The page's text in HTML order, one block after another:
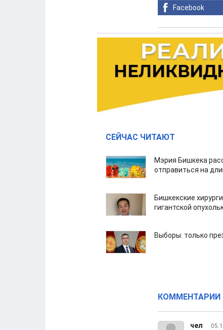
Facebook
СЕЙЧАС ЧИТАЮТ
Мэрия Бишкека
отправиться на
Бишкекские
гигантской
Выборы: только
КОММЕНТАРИИ
чел